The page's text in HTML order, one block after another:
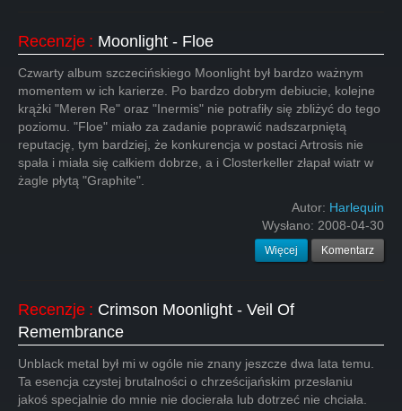
Recenzje : Moonlight - Floe
Czwarty album szczecińskiego Moonlight był bardzo ważnym
momentem w ich karierze. Po bardzo dobrym debiucie, kolejne
krążki "Meren Re" oraz "Inermis" nie potrafiły się zbliżyć do tego
poziomu. "Floe" miało za zadanie poprawić nadszarpniętą
reputację, tym bardziej, że konkurencja w postaci Artrosis nie
spała i miała się całkiem dobrze, a i Closterkeller złapał wiatr w
żagle płytą "Graphite".
Autor: Harlequin
Wysłano: 2008-04-30
Więcej Komentarz
Recenzje : Crimson Moonlight - Veil Of
Remembrance
Unblack metal był mi w ogóle nie znany jeszcze dwa lata temu.
Ta esencja czystej brutalności o chrześcijańskim przesłaniu
jakoś specjalnie do mnie nie docierała lub dotrzeć nie chciała.